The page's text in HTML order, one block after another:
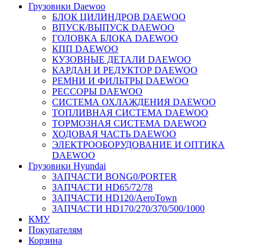
Грузовики Daewoo
БЛОК ЦИЛИНДРОВ DAEWOO
ВПУСК/ВЫПУСК DAEWOO
ГОЛОВКА БЛОКА DAEWOO
КПП DAEWOO
КУЗОВНЫЕ ДЕТАЛИ DAEWOO
КАРДАН И РЕДУКТОР DAEWOO
РЕМНИ И ФИЛЬТРЫ DAEWOO
РЕССОРЫ DAEWOO
СИСТЕМА ОХЛАЖДЕНИЯ DAEWOO
ТОПЛИВНАЯ СИСТЕМА DAEWOO
ТОРМОЗНАЯ СИСТЕМА DAEWOO
ХОДОВАЯ ЧАСТЬ DAEWOO
ЭЛЕКТРООБОРУДОВАНИЕ И ОПТИКА
DAEWOO
Грузовики Hyundai
ЗАПЧАСТИ BONG0/PORTER
ЗАПЧАСТИ HD65/72/78
ЗАПЧАСТИ HD120/AeroTown
ЗАПЧАСТИ HD170/270/370/500/1000
КМУ
Покупателям
Корзина